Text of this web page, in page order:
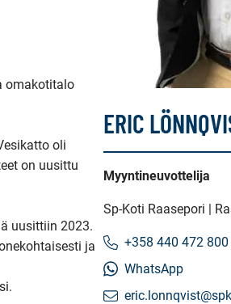
omakotitalo
oli
on uusittu
uusittiin 2023.
ja
ERIC
Myyntineuvottelija
Sp-Koti Raasepori |
+358 440 472 800
WhatsApp